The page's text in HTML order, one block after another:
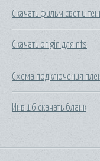
Скачать фильм свет и
Скачать origin для nfs
Схема подключения
Инв 16 скачать бланк